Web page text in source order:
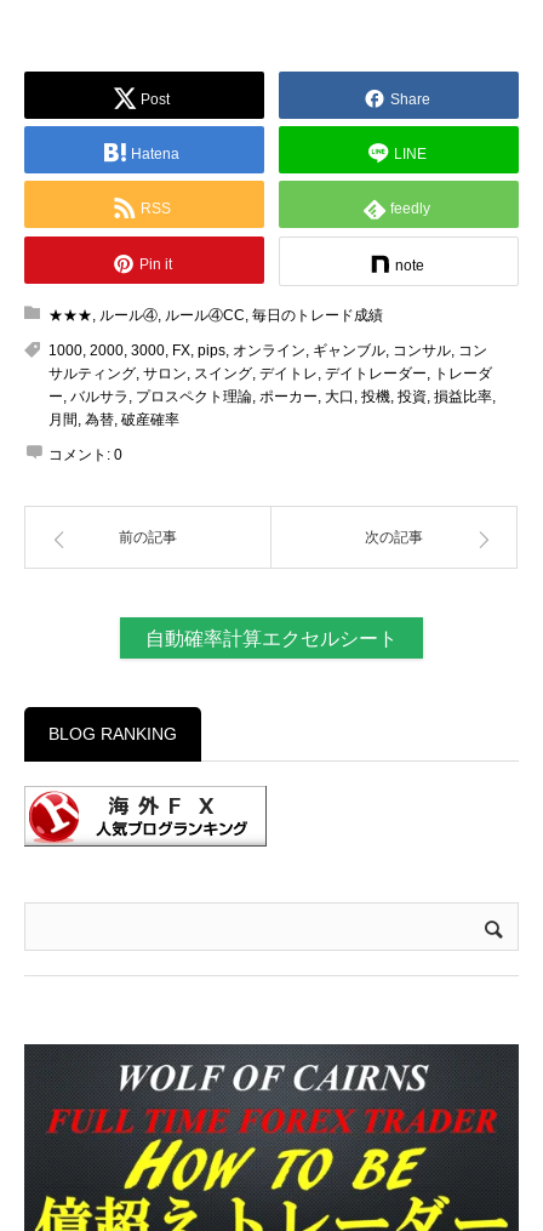
Post Share
Hatena LINE
RSS feedly
Pin it note
★★★, ルール④, ルール④CC, 毎日のトレード成績
1000, 2000, 3000, FX, pips, オンライン, ギャンブル, コンサル, コン
サルティング, サロン, スイング, デイトレ, デイトレーダー, トレーダ
ー, バルサラ , プロスペクト理論, ポーカー, 大口 , 投機, 投資, 損益比率,
月間, 為替, 破産確率
コメント: 0
前の記事 次の記事
自動確率計算エクセルシート
BLOG RANKING